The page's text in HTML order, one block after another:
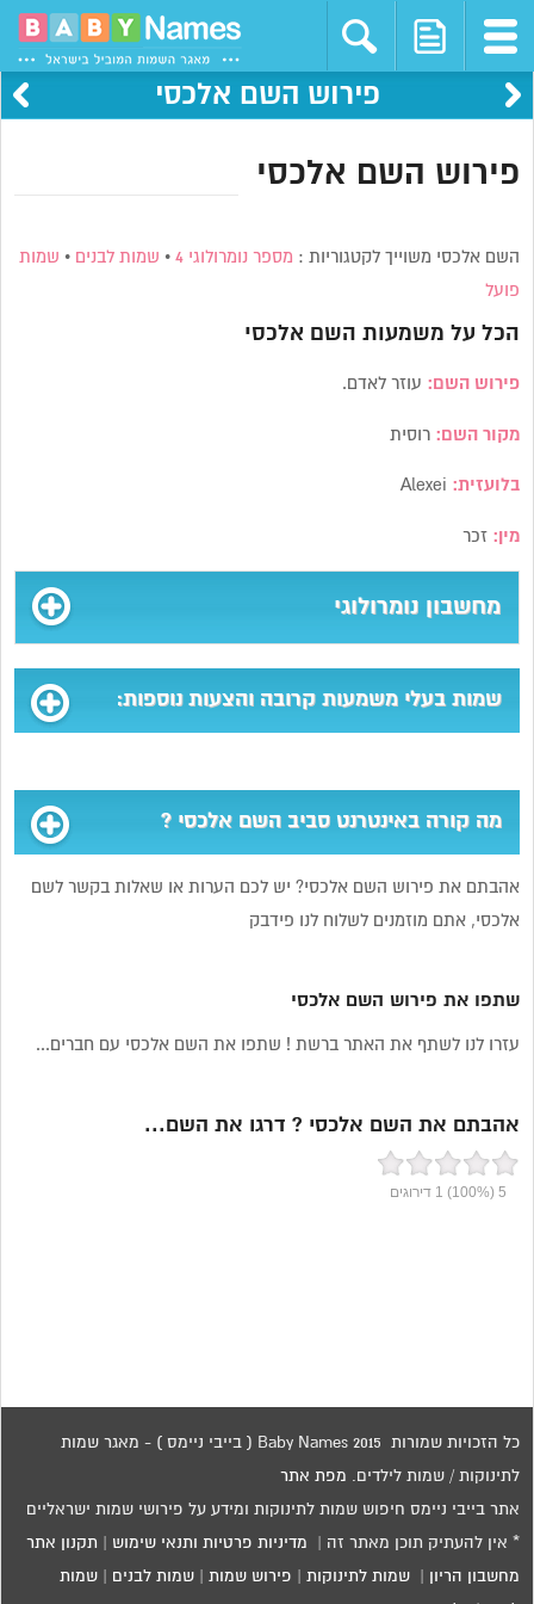
פירוש השם אלכסי
פירוש השם אלכסי
השם אלכסי משוייך לקטגוריות : מספר נומרולוגי 4 • שמות לבנים • שמות
פועל
הכל על משמעות השם אלכסי
פירוש השם: עוזר לאדם.
מקור השם: רוסית
בלועזית:
מין: זכר
מחשבון נומרולוגי
שמות בעלי משמעות קרובה והצעות נוספות:
מה קורה באינטרנט סביב השם אלכסי ?
אהבתם את פירוש השם אלכסי? יש לכם הערות או שאלות בקשר לשם
אלכסי, אתם מוזמנים לשלוח לנו פידבק
שתפו את פירוש השם אלכסי
עזרו לנו לשתף את האתר ברשת ! שתפו את השם אלכסי עם חברים...
אהבתם את השם אלכסי ? דרגו את השם...
5
(100%)
1 דירוגים
כל הזכויות שמורות 2015 Baby Names ( בייבי ניימס ) - מאגר שמות
לתינוקות / שמות לילדים. מפת אתר
אתר בייבי ניימס חיפוש שמות לתינוקות ומידע על פירושי שמות ישראליים
* אין להעתיק תוכן מאתר זה | מדיניות פרטיות ותנאי שימוש תקנון אתר
מחשבון הריון |שמות לתינוקות פירוש שמות |שמות לבנים |שמות